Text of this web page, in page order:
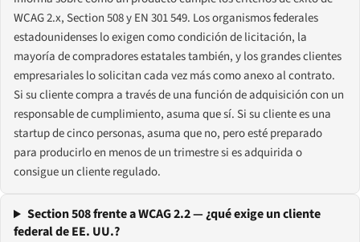
WCAG 2.x, Section 508 y EN 301 549. Los organismos federales
estadounidenses lo exigen como condición de licitación, la
mayoría de compradores estatales también, y los grandes clientes
empresariales lo solicitan cada vez más como anexo al contrato.
Si su cliente compra a través de una función de adquisición con un
responsable de cumplimiento, asuma que sí. Si su cliente es una
startup de cinco personas, asuma que no, pero esté preparado
para producirlo en menos de un trimestre si es adquirida o
consigue un cliente regulado.
Section 508 frente a WCAG 2.2 — ¿qué exige un cliente
federal de EE. UU.?